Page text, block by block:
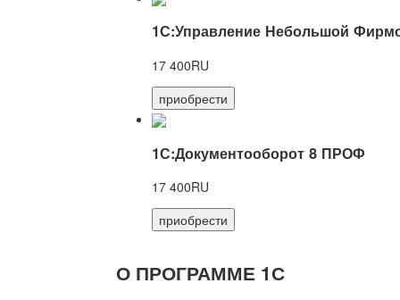
1С:Управление Небольшой
17 400RU
приобрести
1С:Документооборот 8 ПРОФ
17 400RU
приобрести
О ПРОГРАММЕ 1С